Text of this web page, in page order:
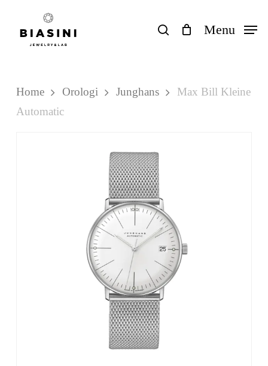
search Menu
Carrello
Close
Cart
Home Orologi Junghans
Max Bill Kleine
Automatic